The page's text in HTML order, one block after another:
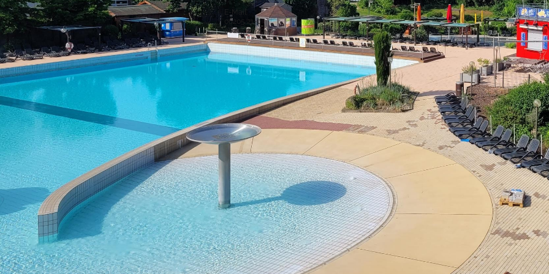
Rathausstraße 1
68766 Hockenheim
Postanschrift
Postfach 15 48
68758 Hockenheim
Bankverbindung
IBAN: DE52 6725 0020 0006 2012 53
BIC: SOLADES1HDB
Sparkasse Heidelberg
IBAN: DE61 5479 0000 0001 0061 50
BIC: GENODE61SPE
Volksbank Kur- und Rheinpfalz eG
E-Mail
06205 21-0
06205 21-2990
Sichere Kommunikation
Service-Portal BW
Was ist das Service-Portal Baden-Württemberg?
virtuelle Poststelle
Was ist die virtuelle Poststelle?
Öffnungszeiten Bürgerbüro
Mo - Fr:
Mo, Di, Do:
Mi:
08 - 12 Uhr
14 - 15.30 Uhr
14 - 18 Uhr (Nur mit
Copyright © 2016 Stadt Hockenheim